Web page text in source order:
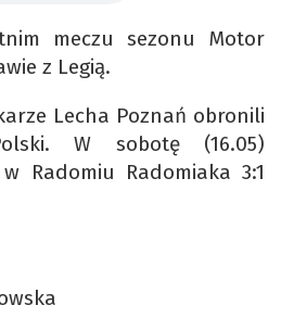
meczu sezonu Motor
z Legią.
Lecha Poznań obronili
W sobotę (16.05)
Radomiu Radomiaka 3:1